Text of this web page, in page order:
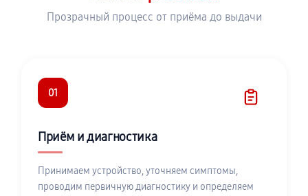
Прозрачный процесс от приёма до выдачи
01
Приём и диагностика
Принимаем устройство, уточняем симптомы,
проводим первичную диагностику и определяем